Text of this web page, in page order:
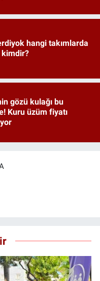
hangi takımlarda
kimdir?
gözü kulağı bu
Kuru üzüm fiyatı